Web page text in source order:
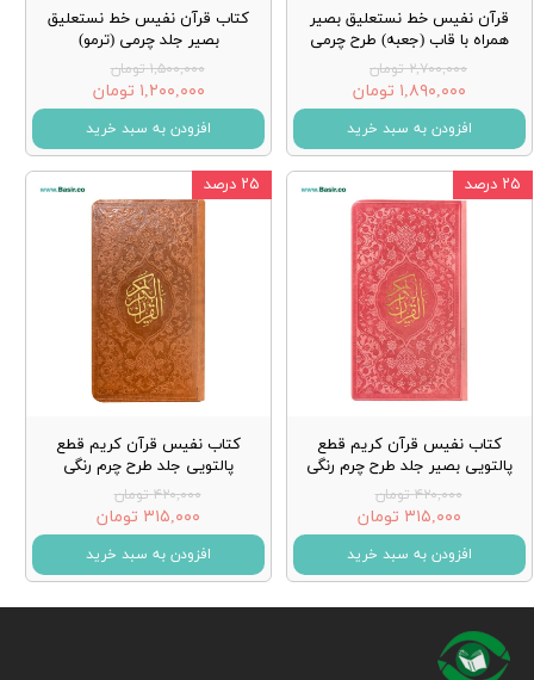
قرآن نفیس خط نستعلیق بصیر
همراه با قاب (جعبه) طرح چرمی
۲,۷۰۰,۰۰۰ تومان
۱,۸۹۰,۰۰۰ تومان
افزودن به سبد خرید
کتاب قرآن نفیس خط نستعلیق
بصیر جلد چرمی (ترمو)
۱,۵۰۰,۰۰۰ تومان
۱,۲۰۰,۰۰۰ تومان
افزودن به سبد خرید
کتاب نفیس قرآن کریم قطع
پالتویی بصیر جلد طرح چرم رنگی
۴۲۰,۰۰۰ تومان
۳۱۵,۰۰۰ تومان
افزودن به سبد خرید
۲۵ درصد
کتاب نفیس قرآن کریم قطع
پالتویی جلد طرح چرم رنگی
۴۲۰,۰۰۰ تومان
۳۱۵,۰۰۰ تومان
افزودن به سبد خرید
۲۵ درصد